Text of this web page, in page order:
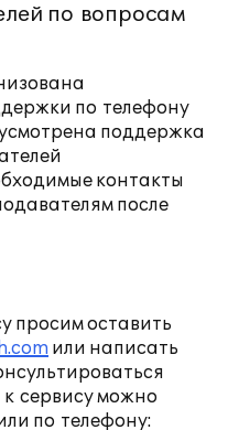
по вопросам
по телефону
поддержка
контакты
после
просим оставить
или написать
сервису можно
по телефону: